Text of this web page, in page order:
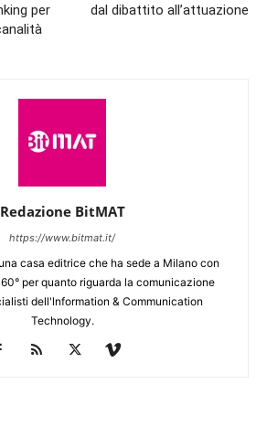
per
dal dibattito all’attuazione
Redazione BitMAT
https://www.bitmat.it/
casa editrice che ha sede a Milano con
per quanto riguarda la comunicazione
dell'lnformation & Communication
Technology.